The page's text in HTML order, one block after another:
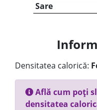
Sare
Densitatea calorică:
Află cum poți
densitatea